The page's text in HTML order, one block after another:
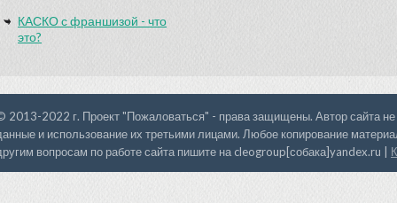
КАСКО с франшизой - что
это?
2013-2022 г. Проект "Пожаловаться" - права защищены. Автор сайта не
и использование их третьими лицами. Любое копирование
вопросам по работе сайта пишите на cleogroup[собака]yandex.ru |